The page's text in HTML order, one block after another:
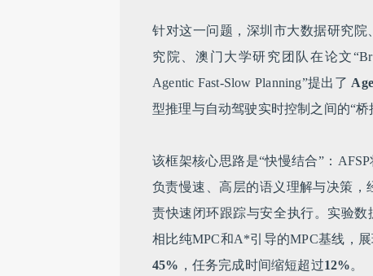
针对这一问题，深圳市大数据研究
究院、澳门大学研究团队在论文
Agentic Fast-Slow Planning”提出了
型推理与自动驾驶实时控制之间的“桥
该框架核心思路是“快慢结合”：
负责慢速、高层的语义理解与决策，
责快速闭环跟踪与安全执行。实验
相比纯MPC和A*引导的MPC基线，
45% ，任务完成时间缩短超过12%。